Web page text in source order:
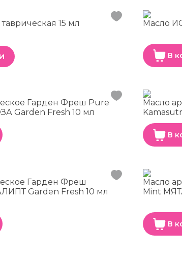
15 мл Масло
В
Гарден Фреш Pure
Garden Fresh 10 мл
Масло
В
Гарден Фреш
Garden Fresh 10 мл
Масло
Mint
В